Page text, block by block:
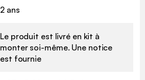
2 ans
Le produit est livré en kit à
monter soi-même. Une notice
est fournie